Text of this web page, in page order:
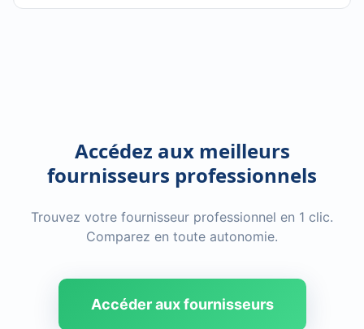
Accédez aux meilleurs
fournisseurs professionnels
Trouvez votre fournisseur professionnel en 1 clic.
Comparez en toute autonomie.
Accéder aux fournisseurs